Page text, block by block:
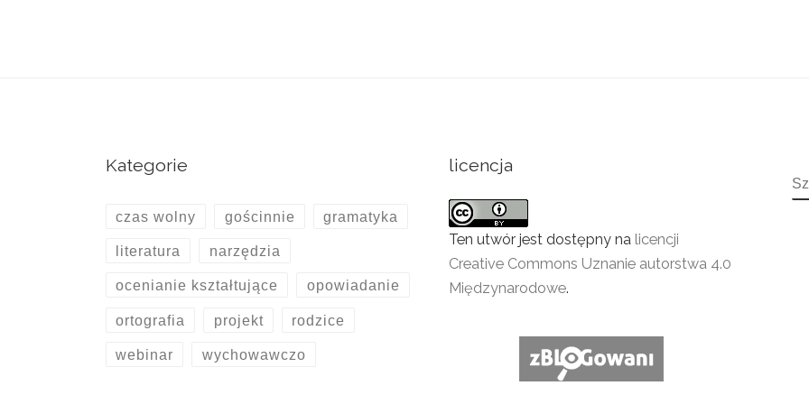
Kategorie
czas wolny gościnnie gramatyka
literatura narzędzia
ocenianie kształtujące opowiadanie
ortografia projekt rodzice
webinar wychowawczo
licencja
Ten utwór jest dostępny na licencji
Creative Commons Uznanie autorstwa 4.0
Międzynarodowe.